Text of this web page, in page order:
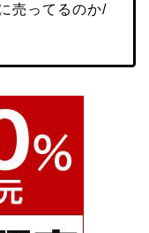
売ってるのか/